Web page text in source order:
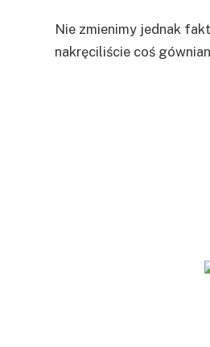
Nie zmienimy jednak
nakręciliście coś